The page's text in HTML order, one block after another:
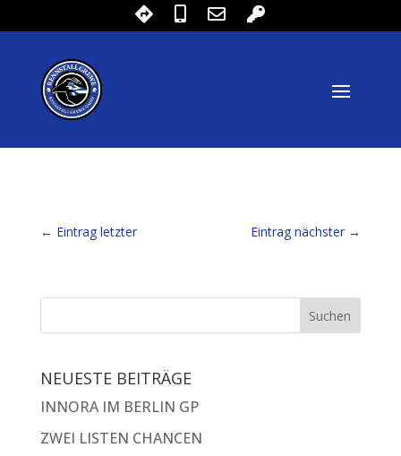
← Eintrag letzter Eintrag nächster →
NEUESTE BEITRÄGE
INNORA IM BERLIN GP
ZWEI LISTEN CHANCEN